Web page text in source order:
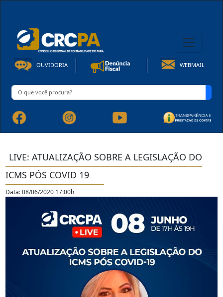
OUVIDORIA WEBMAIL
LIVE: ATUALIZAÇÃO SOBRE A LEGISLAÇÃO DO
ICMS PÓS COVID 19
Data: 08/06/2020 17:00h